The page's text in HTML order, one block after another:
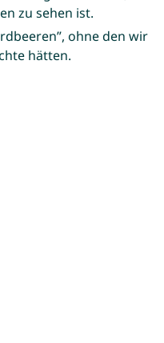
zu sehen ist.
ohne den wir
hätten.